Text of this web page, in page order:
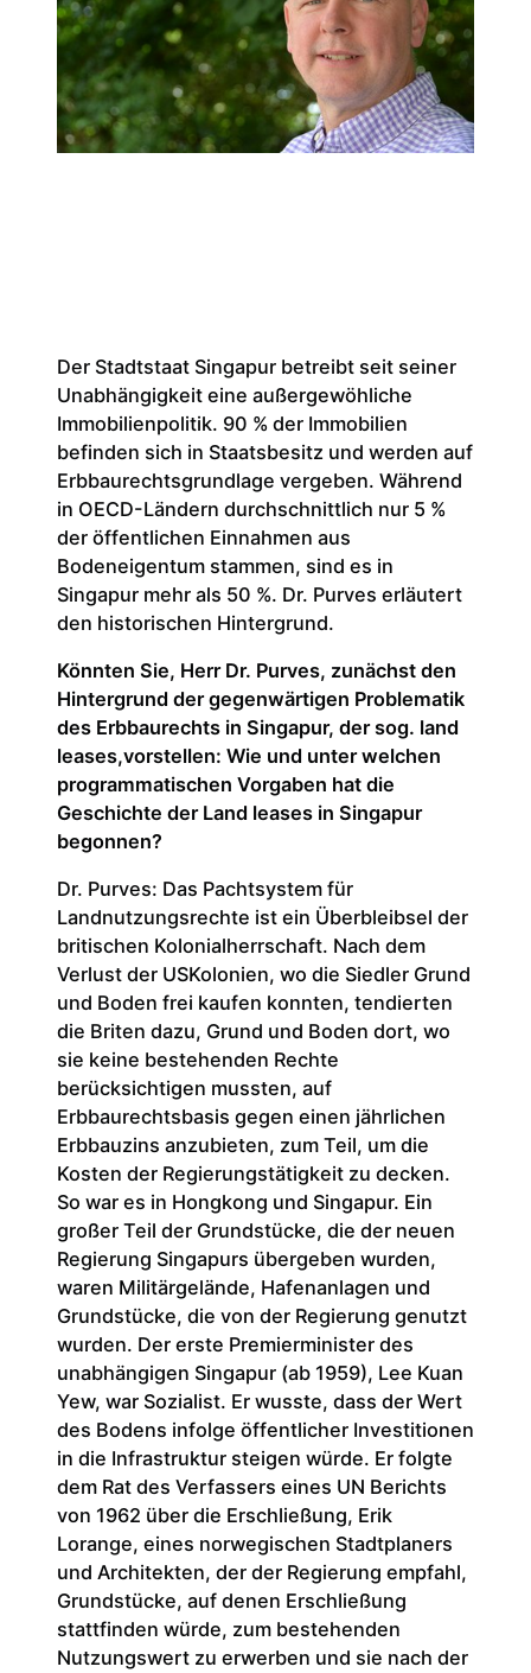
Der Stadtstaat Singapur betreibt seit seiner
Unabhängigkeit eine außergewöhliche
Immobilienpolitik. 90 % der Immobilien
befinden sich in Staatsbesitz und werden auf
Erbbaurechtsgrundlage vergeben. Während
in OECD-Ländern durchschnittlich nur 5 %
der öffentlichen Einnahmen aus
Bodeneigentum stammen, sind es in
Singapur mehr als 50 %. Dr. Purves erläutert
den historischen Hintergrund.
Könnten Sie, Herr Dr. Purves, zunächst den
Hintergrund der gegenwärtigen Problematik
des Erbbaurechts in Singapur, der sog. land
leases,vorstellen: Wie und unter welchen
programmatischen Vorgaben hat die
Geschichte der Land leases in Singapur
begonnen?
Dr. Purves: Das Pachtsystem für
Landnutzungsrechte ist ein Überbleibsel der
britischen Kolonialherrschaft. Nach dem
Verlust der USKolonien, wo die Siedler Grund
und Boden frei kaufen konnten, tendierten
die Briten dazu, Grund und Boden dort, wo
sie keine bestehenden Rechte
berücksichtigen mussten, auf
Erbbaurechtsbasis gegen einen jährlichen
Erbbauzins anzubieten, zum Teil, um die
Kosten der Regierungstätigkeit zu decken.
So war es in Hongkong und Singapur. Ein
großer Teil der Grundstücke, die der neuen
Regierung Singapurs übergeben wurden,
waren Militärgelände, Hafenanlagen und
Grundstücke, die von der Regierung genutzt
wurden. Der erste Premierminister des
unabhängigen Singapur (ab 1959), Lee Kuan
Yew, war Sozialist. Er wusste, dass der Wert
des Bodens infolge öffentlicher Investitionen
in die Infrastruktur steigen würde. Er folgte
dem Rat des Verfassers eines UN Berichts
von 1962 über die Erschließung, Erik
Lorange, eines norwegischen Stadtplaners
und Architekten, der der Regierung empfahl,
Grundstücke, auf denen Erschließung
stattfinden würde, zum bestehenden
Nutzungswert zu erwerben und sie nach der